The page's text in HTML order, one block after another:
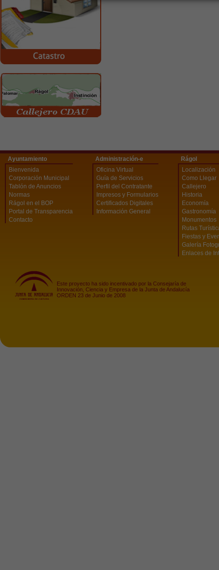
Ayuntamiento
Bienvenida
Corporación Municipal
Tablón de Anuncios
Normas
Rágol en el BOP
Portal de Transparencia
Contacto
Administración-e
Oficina Virtual
Guía de Servicios
Perfil del Contratante
Impresos y Formularios
Certificados Digitales
Información General
Rágol
Localización
Como Llegar
Callejero
Historia
Economía
Gastronomía
Monumentos
Rutas
Fiestas y
Galería
Enlaces de
Este proyecto ha sido incentivado por la Consejaría de
Innovación, Ciencia y Empresa de la Junta de Andalucía
ORDEN 23 de Junio de 2008